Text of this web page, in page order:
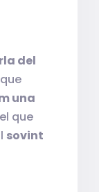
del
una
que
sovint